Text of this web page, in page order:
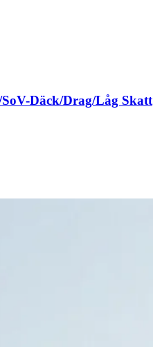
Däck/Drag/Låg Skatt